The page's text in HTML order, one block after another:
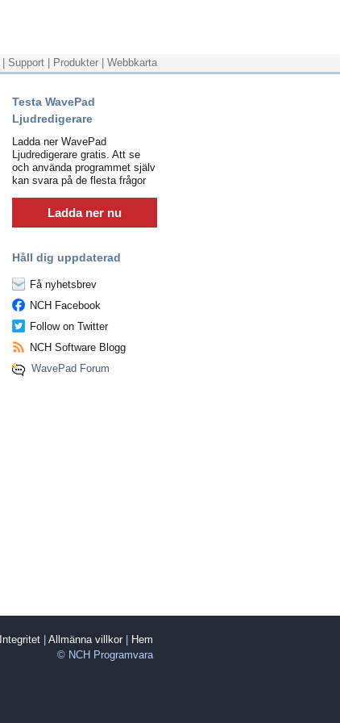
Support Produkter Webbkarta
Testa WavePad
Ljudredigerare
Ladda ner WavePad
Ljudredigerare gratis. Att se
och använda programmet själv
kan svara på de flesta frågor
Ladda ner nu
Håll dig uppdaterad
Få nyhetsbrev
NCH Facebook
Follow on Twitter
NCH Software Blogg
WavePad Forum
Integritet Allmänna villkor
Hem
© NCH Programvara